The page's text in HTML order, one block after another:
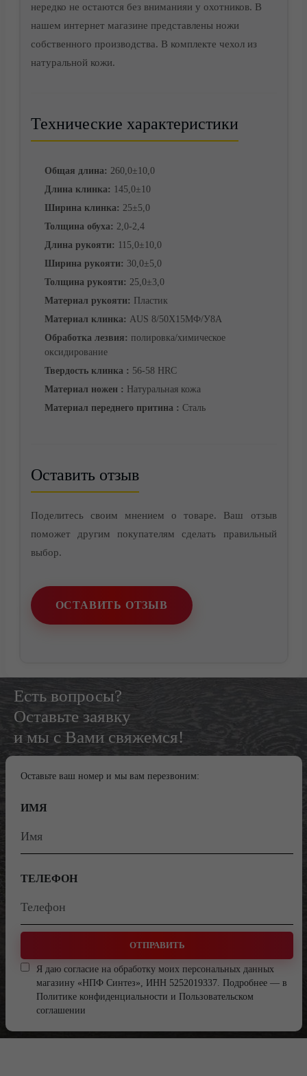
нередко не остаются без вниманияи у охотников. В
нашем интернет магазине представлены ножи
собственного производства. В комплекте чехол из
натуральной кожи.
Технические характеристики
Общая длина: 260,0±10,0
Длина клинка: 145,0±10
Ширина клинка: 25±5,0
Толщина обуха: 2,0-2,4
Длина рукояти: 115,0±10,0
Ширина рукояти: 30,0±5,0
Толщина рукояти: 25,0±3,0
Материал рукояти: Пластик
Материал клинка: AUS 8/50Х15МФ/У8А
Обработка лезвия: полировка/химическое
оксидирование
Твердость клинка : 56-58 HRC
Материал ножен : Натуральная кожа
Материал переднего притина : Сталь
Оставить отзыв
Поделитесь своим мнением о товаре. Ваш отзыв
поможет другим покупателям сделать правильный
выбор.
ОСТАВИТЬ ОТЗЫВ
Есть вопросы?
Оставьте заявку
и мы с Вами свяжемся!
Оставьте ваш номер и мы вам перезвоним:
ИМЯ
ТЕЛЕФОН
ОТПРАВИТЬ
Я даю согласие на обработку моих персональных данных
магазину «НПФ Синтез», ИНН 5252019337. Подробнее — в
Политике конфиденциальности и Пользовательском
соглашении